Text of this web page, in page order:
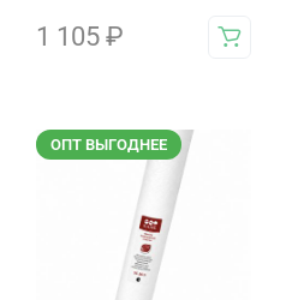
1 105 ₽
ОПТ ВЫГОДНЕЕ